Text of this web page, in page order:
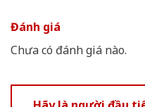
Đánh giá
Chưa có đánh giá nào.